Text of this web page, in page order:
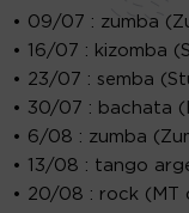
• 09/07 : zumba
• 16/07 : kizomba
• 23/07 : semba
• 30/07 : bachata
• 6/08 : zumba
• 13/08 : tango
• 20/08 : rock (MT